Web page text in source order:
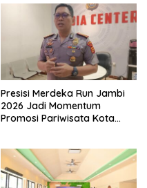
Presisi Merdeka Run Jambi
2026 Jadi Momentum
Promosi Pariwisata Kota